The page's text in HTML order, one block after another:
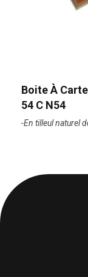
Boite À
54 C N54
-En tilleul naturel